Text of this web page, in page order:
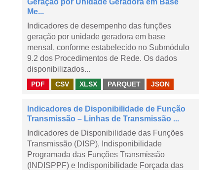
Geração por Unidade Geradora em Base
Me...
Indicadores de desempenho das funções
geração por unidade geradora em base
mensal, conforme estabelecido no Submódulo
9.2 dos Procedimentos de Rede. Os dados
disponibilizados...
PDF CSV XLSX PARQUET JSON
Indicadores de Disponibilidade de Função
Transmissão – Linhas de Transmissão ...
Indicadores de Disponibilidade das Funções
Transmissão (DISP), Indisponibilidade
Programada das Funções Transmissão
(INDISPPF) e Indisponibilidade Forçada das